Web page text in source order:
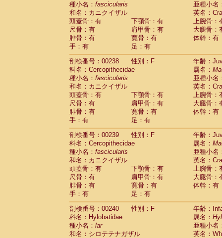
種小名： fascicularis
亜種小名
和名：カニクイザル
英名：
頭蓋骨：有
下顎骨：有
上腕骨：
尺骨：有
肩甲骨：有
大腿骨：
腓骨：有
寛骨：有
体幹：有
手：有
足：有
剖検番号：00238
性別：F
年齢：
科名：Cercopithecidae
属名：
種小名： fascicularis
亜種小名
和名：カニクイザル
英名：
頭蓋骨：有
下顎骨：有
上腕骨：
尺骨：有
肩甲骨：有
大腿骨：
腓骨：有
寛骨：有
体幹：有
手：有
足：有
剖検番号：00239
性別：F
年齢：
科名：Cercopithecidae
属名：
種小名： fascicularis
亜種小名
和名：カニクイザル
英名：
頭蓋骨：有
下顎骨：有
上腕骨：
尺骨：有
肩甲骨：有
大腿骨：
腓骨：有
寛骨：有
体幹：有
手：有
足：有
剖検番号：00240
性別：F
年齢：
科名：Hylobatidae
属名：
種小名： lar
亜種小名
和名：シロテテナガザル
英名：